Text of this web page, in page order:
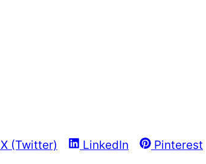
Share
X (Twitter)
Share
LinkedIn
Share
Pinterest